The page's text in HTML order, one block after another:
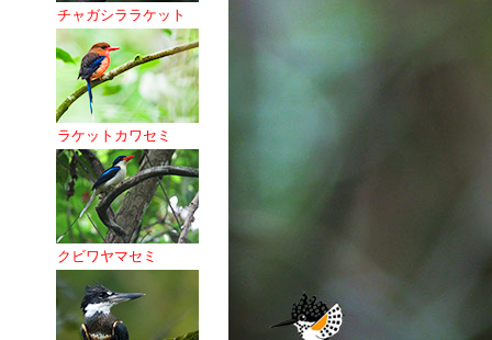
チャガシララケット
ラケットカワセミ
クビワヤマセミ